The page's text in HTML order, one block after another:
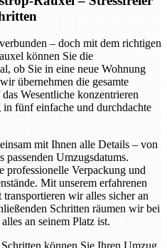
– doch mit dem richtigen
können Sie die
ob Sie in eine neue Wohnung
übernehmen die gesamte
Wesentliche konzentrieren
fünf einfache und durchdachte
mit Ihnen alle Details – von
passenden Umzugsdatums.
professionelle Verpackung und
Mit unserem erfahrenen
wir alles sicher an
Schritten räumen wir bei
an seinem Platz ist.